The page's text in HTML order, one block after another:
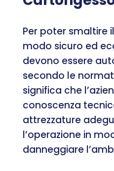
Per poter smaltire
modo sicuro ed
devono essere
secondo le
significa che
conoscenza
attrezzature
l’operazione in
danneggiare